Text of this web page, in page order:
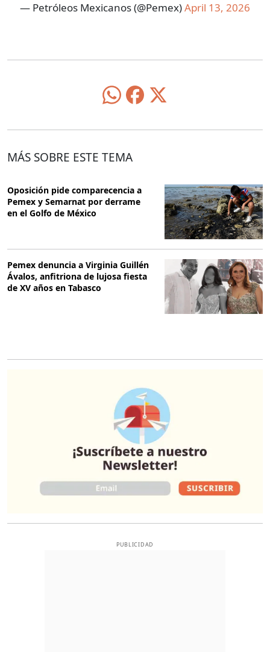
— Petróleos Mexicanos (@Pemex)April 13, 2026
MÁS SOBRE ESTE TEMA
Oposición pide comparecencia a
Pemex y Semarnat por derrame
en el Golfo de México
Pemex denuncia a Virginia Guillén
Ávalos, anfitriona de lujosa fiesta
de XV años en Tabasco
PUBLICIDAD